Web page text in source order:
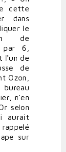
cette
dans
le
de
par 6,
l'un de
de
Ozon,
n’en
selon
aurait
sur